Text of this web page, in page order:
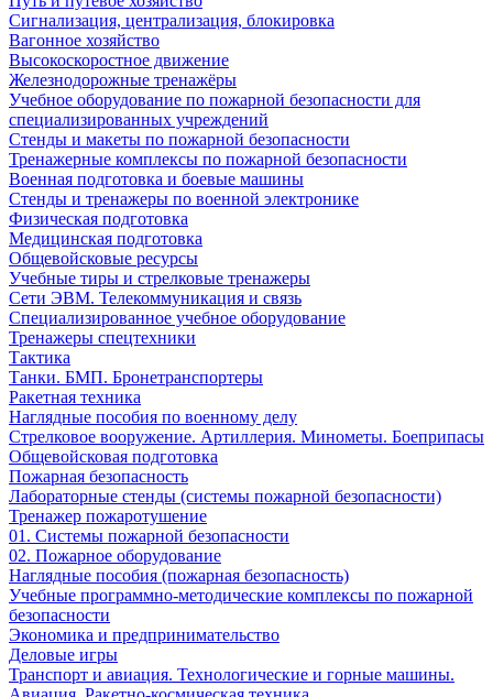
Сигнализация, централизация, блокировка
Вагонное хозяйство
Высокоскоростное движение
Железнодорожные тренажёры
Учебное оборудование по пожарной безопасности для
специализированных учреждений
Стенды и макеты по пожарной безопасности
Тренажерные комплексы по пожарной безопасности
Военная подготовка и боевые машины
Стенды и тренажеры по военной электронике
Физическая подготовка
Медицинская подготовка
Общевойсковые ресурсы
Учебные тиры и стрелковые тренажеры
Сети ЭВМ. Телекоммуникация и связь
Специализированное учебное оборудование
Тренажеры спецтехники
Тактика
Танки. БМП. Бронетранспортеры
Ракетная техника
Наглядные пособия по военному делу
Стрелковое вооружение. Артиллерия. Минометы. Боеприпасы
Общевойсковая подготовка
Пожарная безопасность
Лабораторные стенды (системы пожарной безопасности)
Тренажер пожаротушение
01. Системы пожарной безопасности
02. Пожарное оборудование
Наглядные пособия (пожарная безопасность)
Учебные программно-методические комплексы по пожарной
безопасности
Экономика и предпринимательство
Деловые игры
Транспорт и авиация. Технологические и горные машины.